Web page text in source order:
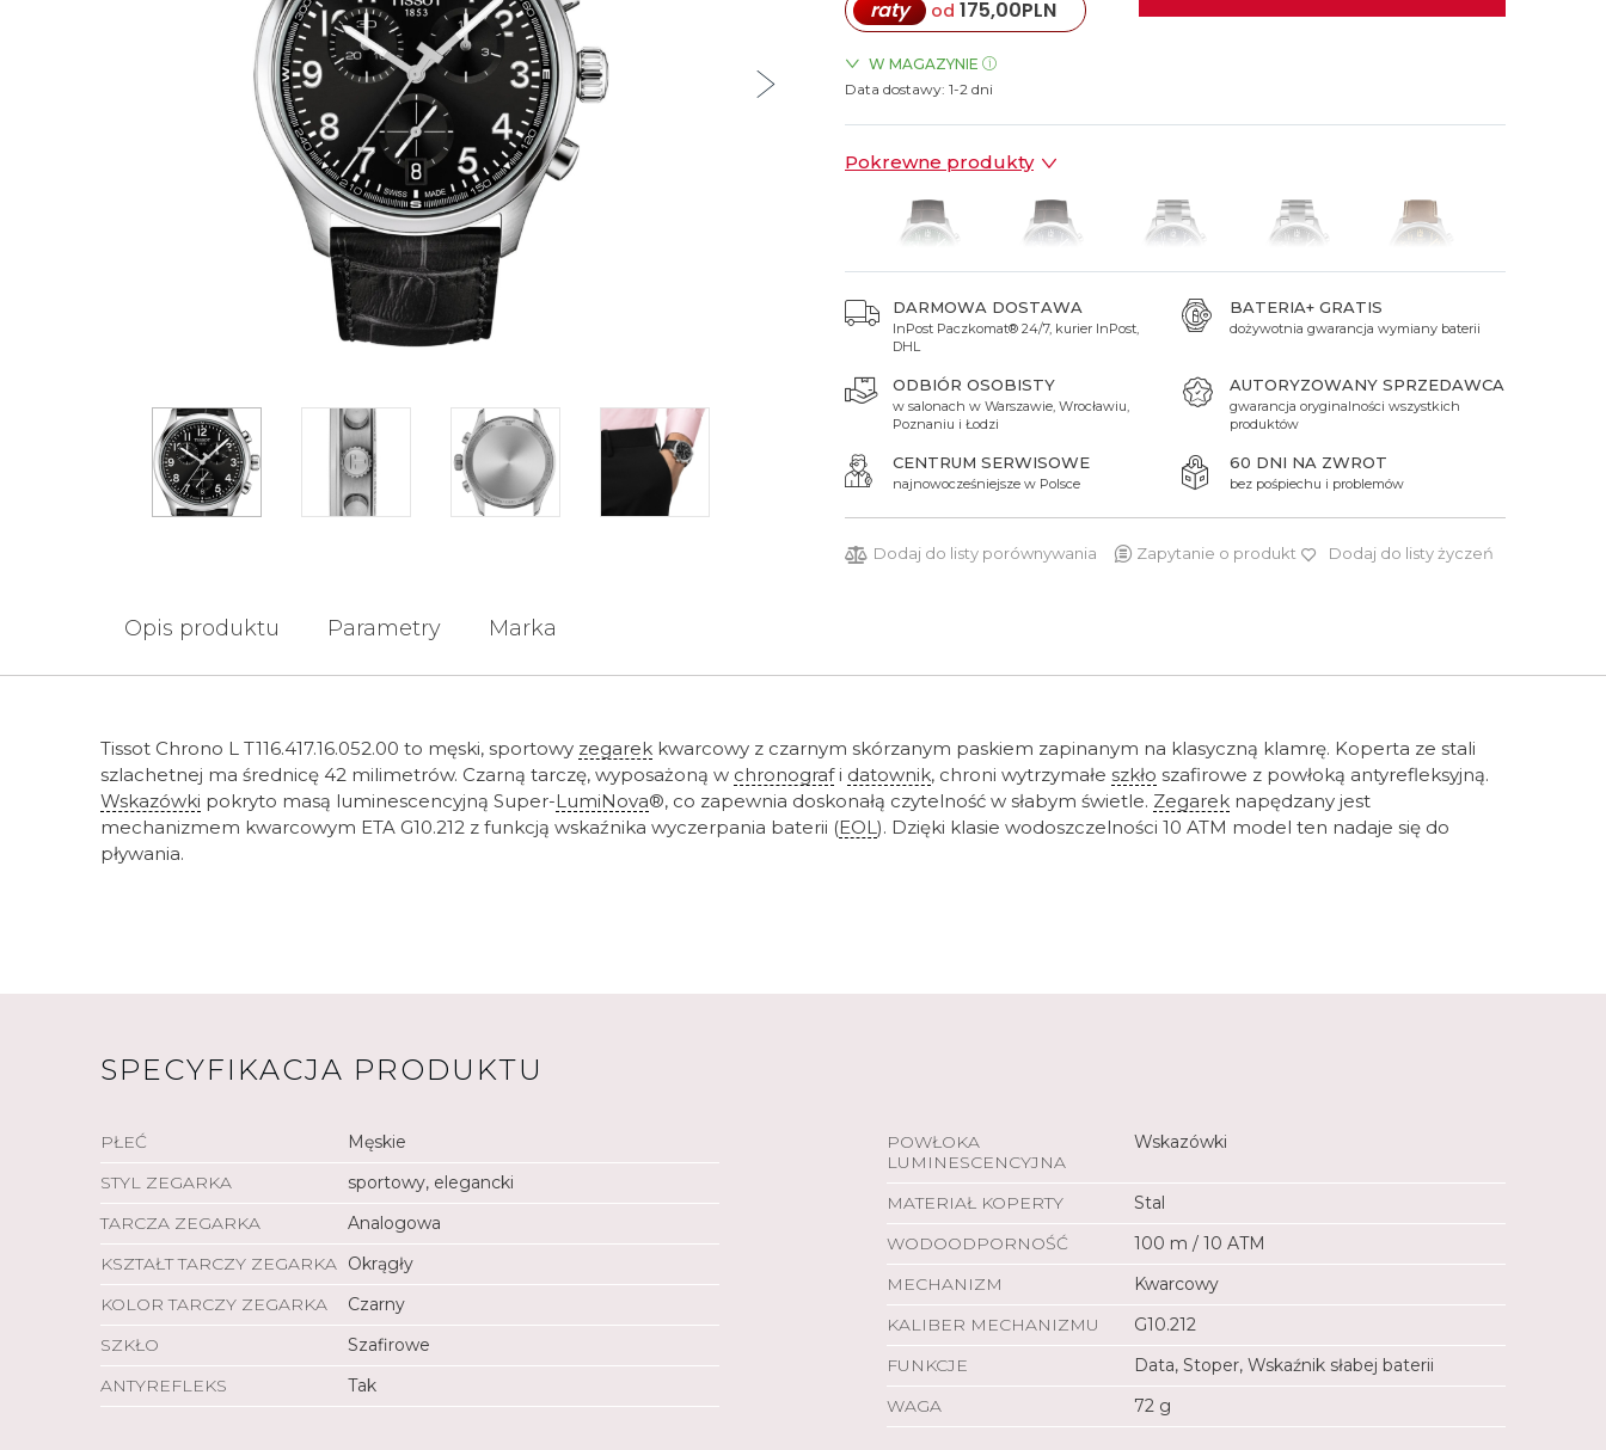
Militarne
Lotnicze
Smartwatch
Retro
Kieszonkowe
Sterowane radiowo
Sterowane GPS
Srebrne
Brąz
Smartwatch
Retro
Sterowane radiowo
Boccia Titanium
Srebrne
Perłowe
Casio
Certina
Citizen
Garmin
Guess
Hamilton
Mondaine
Seiko
Swatch
Timex
Xicorr
Spinki do mankietów
raty od 175,00PLN
W MAGAZYNIE
ZEGARKI.PL Blue City Warszawa
ZEGARKI.PL Sky Tower Wrocław
TAK
Data dostawy: 1-2 dni
Pokrewne produkty
1 750 zł
DARMOWA DOSTAWA
InPost Paczkomat® 24/7, kurier InPost,
DHL
BATERIA+ GRATIS
dożywotnia gwarancja wymiany baterii
ODBIÓR OSOBISTY
w salonach w Warszawie, Wrocławiu,
Poznaniu i Łodzi
AUTORYZOWANY SPRZEDAWCA
gwarancja oryginalności wszystkich
produktów
CENTRUM SERWISOWE
najnowocześniejsze w Polsce
60 DNI NA ZWROT
bez pośpiechu i problemów
Dodaj do listy porównywania Zapytanie o produkt Dodaj do listy życzeń
Opis produktu Parametry Marka
Tissot Chrono L T116.417.16.052.00 to męski, sportowy zegarek kwarcowy z czarnym skórzanym paskiem zapinanym na klasyczną klamrę. Koperta ze stali
szlachetnej ma średnicę 42 milimetrów. Czarną tarczę, wyposażoną w chronografi datownik, chroni wytrzymałe szkło szafirowe z powłoką antyrefleksyjną.
Wskazówki pokryto masą luminescencyjną Super-LumiNova®, co zapewnia doskonałą czytelność w słabym świetle. Zegarek napędzany jest
mechanizmem kwarcowym ETA G10.212 z funkcją wskaźnika wyczerpania baterii (EOL). Dzięki klasie wodoszczelności 10 ATM model ten nadaje się do
pływania.
SPECYFIKACJA PRODUKTU
PŁEĆ
Męskie
STYL ZEGARKA
sportowy, elegancki
TARCZA ZEGARKA
Analogowa
KSZTAŁT TARCZY ZEGARKA Okrągły
KOLOR TARCZY ZEGARKA
Czarny
SZKŁO
Szafirowe
ANTYREFLEKS
Tak
POWŁOKA
LUMINESCENCYJNA
Wskazówki
MATERIAŁ KOPERTY
Stal
WODOODPORNOŚĆ
100 m / 10 ATM
MECHANIZM
Kwarcowy
KALIBER MECHANIZMU
G10.212
FUNKCJE
Data, Stoper, Wskaźnik słabej baterii
WAGA
72 g